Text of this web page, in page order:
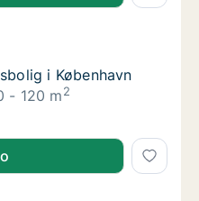
i København
i København
i København
- 120 m2
i København